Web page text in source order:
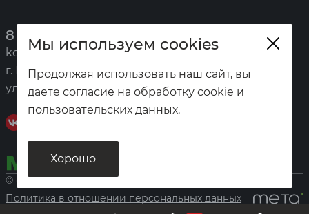
8 (391) 247-7777
kotel@zota.ru
г. Красноярск,
ул. Калинина, 53а
© «Домашние котельные», 2026
Политика в отношении персональных данных
Мы используем cookies
Продолжая использовать наш сайт, вы
даете согласие на обработку cookie и
пользовательских данных.
Хорошо